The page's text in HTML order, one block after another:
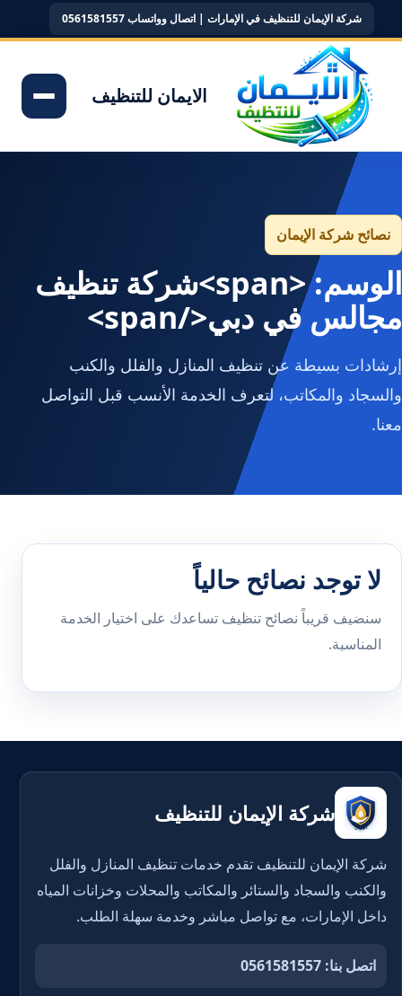
شركة الإيمان للتنظيف في الإمارات | اتصال وواتساب 0561581557
الايمان للتنظيف
نصائح شركة الإيمان
الوسم: <span>شركة تنظيف
مجالس في دبي</span>
إرشادات بسيطة عن تنظيف المنازل والفلل والكنب
والسجاد والمكاتب، لتعرف الخدمة الأنسب قبل التواصل
معنا.
لا توجد نصائح حالياً
سنضيف قريباً نصائح تنظيف تساعدك على اختيار الخدمة
المناسبة.
شركة الإيمان للتنظيف
شركة الإيمان للتنظيف تقدم خدمات تنظيف المنازل والفلل
والكنب والسجاد والستائر والمكاتب والمحلات وخزانات المياه
داخل الإمارات، مع تواصل مباشر وخدمة سهلة الطلب.
اتصل بنا: 0561581557